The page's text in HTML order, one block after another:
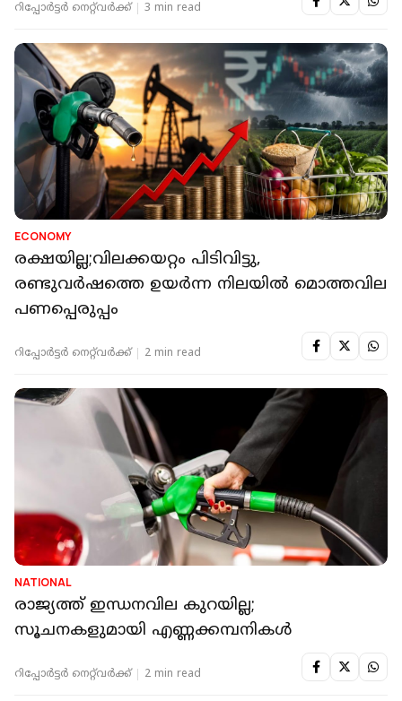
റിപ്പോർട്ടർ നെറ്റ്‌വര്‍ക്ക്‌ 3 min read
ECONOMY
രക്ഷയില്ല;വിലക്കയറ്റം പിടിവിട്ടു,
രണ്ടുവർഷത്തെ ഉയർന്ന നിലയിൽ മൊത്തവില
പണപ്പെരുപ്പം
റിപ്പോർട്ടർ നെറ്റ്‌വര്‍ക്ക്‌ 2 min read
NATIONAL
രാജ്യത്ത് ഇന്ധനവില കുറയില്ല;
സൂചനകളുമായി എണ്ണക്കമ്പനികള്‍
റിപ്പോർട്ടർ നെറ്റ്‌വര്‍ക്ക്‌ 2 min read